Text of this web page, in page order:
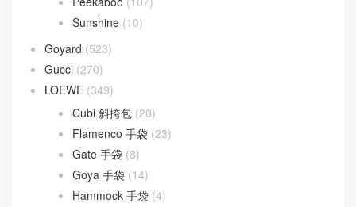
Sunshine (10)
Goyard (523)
Gucci (270)
LOEWE (349)
Cubi 斜挎包 (20)
Flamenco 手袋 (23)
Gate 手袋 (8)
Goya 手袋 (14)
Hammock 手袋 (4)